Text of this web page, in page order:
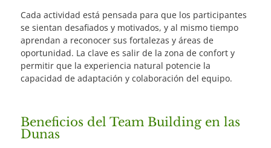
Cada actividad está pensada para que los participantes
se sientan desafiados y motivados, y al mismo tiempo
aprendan a reconocer sus fortalezas y áreas de
oportunidad. La clave es salir de la zona de confort y
permitir que la experiencia natural potencie la
capacidad de adaptación y colaboración del equipo.
Beneficios del Team Building en las
Dunas